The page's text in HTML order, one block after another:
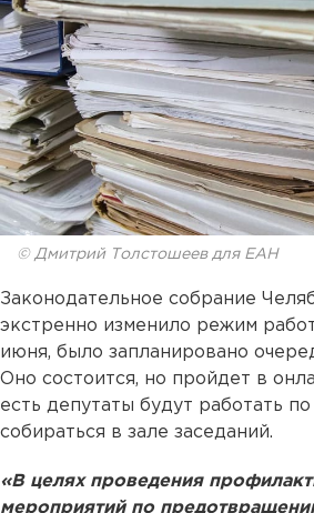
© Дмитрий Толстошеев для ЕАН
Законодательное собрание
экстренно изменило режим
июня, было запланировано
Оно состоится, но пройдет в
есть депутаты будут работать
собираться в зале заседаний.
«В целях проведения
мероприятий по